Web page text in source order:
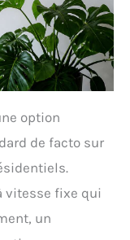
option
de facto sur
vitesse fixe qui
un